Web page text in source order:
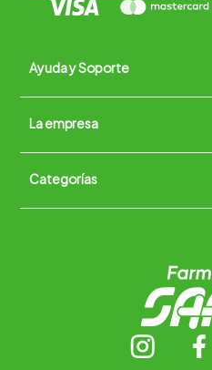
Ayuda y Soporte
Contacto vía WhatsApp
Términos y condiciones
La empresa
Quiénes somos
Trabaja con nosotros
Categorías